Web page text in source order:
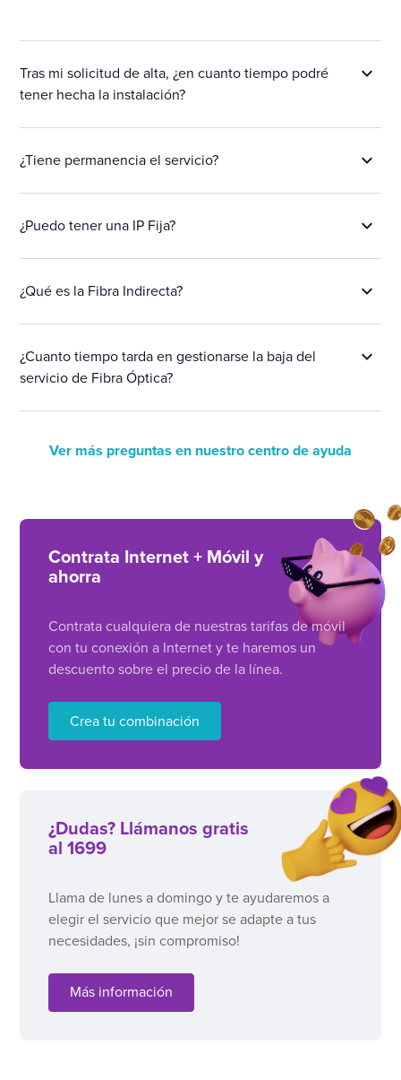
Tras mi solicitud de alta, ¿en cuanto tiempo podré
tener hecha la instalación?
¿Tiene permanencia el servicio?
¿Puedo tener una IP Fija?
¿Qué es la Fibra Indirecta?
¿Cuanto tiempo tarda en gestionarse la baja del
servicio de Fibra Óptica?
Ver más preguntas en nuestro centro de ayuda
Contrata Internet + Móvil y
ahorra
Contrata cualquiera de nuestras tarifas de móvil
con tu conexión a Internet y te haremos un
descuento sobre el precio de la línea.
Crea tu combinación
¿Dudas? Llámanos gratis
al 1699
Llama de lunes a domingo y te ayudaremos a
elegir el servicio que mejor se adapte a tus
necesidades, ¡sin compromiso!
Más información